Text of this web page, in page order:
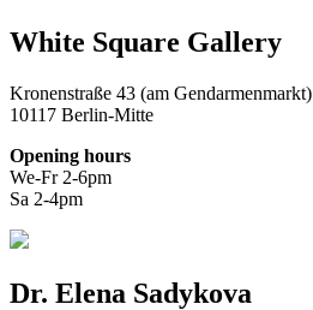
White Square Gallery
Kronenstraße 43 (am Gendarmenmarkt)
10117 Berlin-Mitte
Opening hours
We-Fr 2-6pm
Sa 2-4pm
Dr. Elena Sadykova